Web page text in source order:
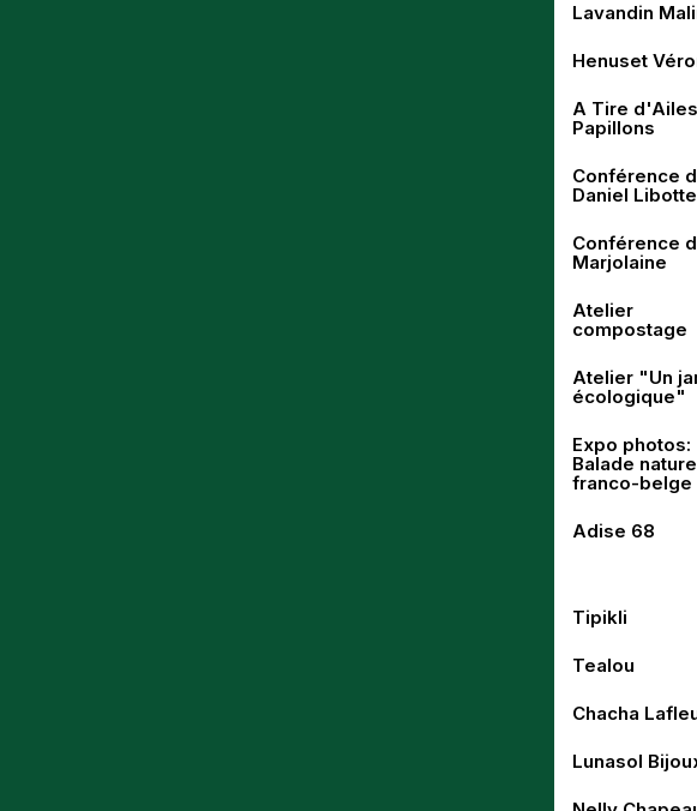
Lavandin
Henuset
A Tire
Papillons
Conférence
Daniel Libotte
Conférence
Marjolaine
Atelier
compostage
Atelier "Un
écologique"
Expo photos:
Balade nature
franco-belge
Adise 68
Tipikli
Tealou
Chacha
Lunasol